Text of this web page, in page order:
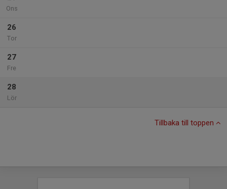
Ons
26
Tor
27
Fre
28
Lör
Tillbaka till toppen